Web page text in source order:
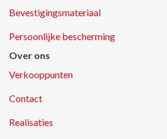
Bevestigingsmateriaal
Persoonlijke bescherming
Over ons
Verkooppunten
Contact
Realisaties